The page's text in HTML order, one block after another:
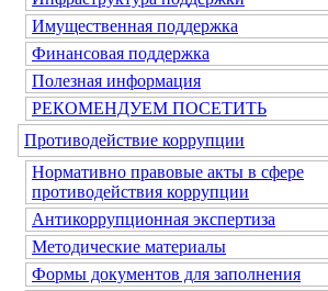
Имущественная поддержка
Финансовая поддержка
Полезная информация
РЕКОМЕНДУЕМ ПОСЕТИТЬ
Противодействие коррупции
Нормативно правовые акты в сфере
противодействия коррупции
Антикоррупционная экспертиза
Методические материалы
Формы документов для заполнения